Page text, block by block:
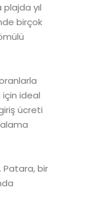
yıl
birçok
için ideal
ücreti
Patara, bir